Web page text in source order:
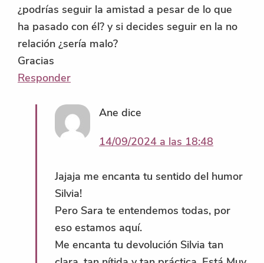
¿podrías seguir la amistad a pesar de lo que
ha pasado con él? y si decides seguir en la no
relación ¿sería malo?
Gracias
Responder
Ane dice
14/09/2024 a las 18:48
Jajaja me encanta tu sentido del humor
Silvia!
Pero Sara te entendemos todas, por
eso estamos aquí.
Me encanta tu devolución Silvia tan